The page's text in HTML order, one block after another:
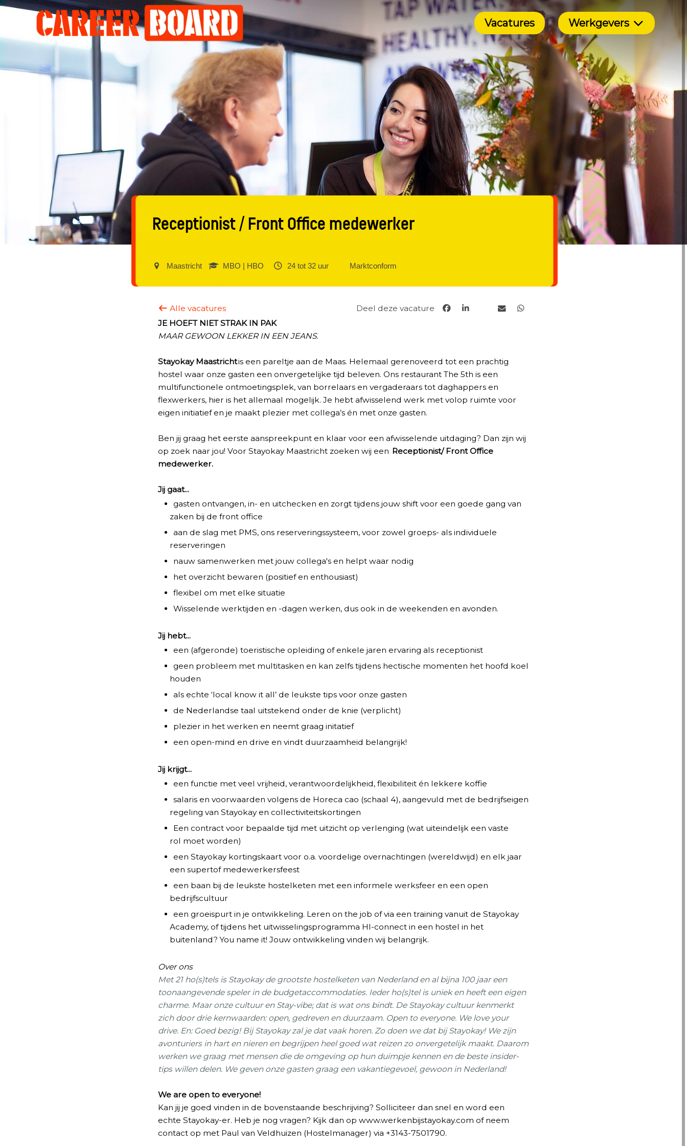
Vacatures Werkgevers
Receptionist / Front Office medewerker
Maastricht‎ MBO | HBO ‎ 24 tot 32 uur ‎ Marktconform
Alle vacatures
Deel deze vacature
JE HOEFT NIET STRAK IN PAK
MAAR GEWOON LEKKER IN EEN JEANS.
Stayokay Maastrichtis een pareltje aan de Maas. Helemaal gerenoveerd tot een prachtig
hostel waar onze gasten een onvergetelijke tijd beleven. Ons restaurant The 5th is een
multifunctionele ontmoetingsplek, van borrelaars en vergaderaars tot daghappers en
flexwerkers, hier is het allemaal mogelijk. Je hebt afwisselend werk met volop ruimte voor
eigen initiatief en je maakt plezier met collega’s én met onze gasten.
Ben jij graag het eerste aanspreekpunt en klaar voor een afwisselende uitdaging? Dan zijn wij
op zoek naar jou! Voor Stayokay Maastricht zoeken wij een Receptionist/ Front Office
medewerker.
Jij gaat...
gasten ontvangen, in- en uitchecken en zorgt tijdens jouw shift voor een goede gang van
zaken bij de front office
aan de slag met PMS, ons reserveringssysteem, voor zowel groeps- als individuele
reserveringen
nauw samenwerken met jouw collega's en helpt waar nodig
het overzicht bewaren (positief en enthousiast)
flexibel om met elke situatie
Wisselende werktijden en -dagen werken, dus ook in de weekenden en avonden.
Jij hebt...
een (afgeronde) toeristische opleiding of enkele jaren ervaring als receptionist
geen probleem met multitasken en kan zelfs tijdens hectische momenten het hoofd koel
houden
als echte ‘local know it all’ de leukste tips voor onze gasten
de Nederlandse taal uitstekend onder de knie (verplicht)
plezier in het werken en neemt graag initatief
een open-mind en drive en vindt duurzaamheid belangrijk!
Jij krijgt...
een functie met veel vrijheid, verantwoordelijkheid, flexibiliteit én lekkere koffie
salaris en voorwaarden volgens de Horeca cao (schaal 4), aangevuld met de bedrijfseigen
regeling van Stayokay en collectiviteitskortingen
Een contract voor bepaalde tijd met uitzicht op verlenging (wat uiteindelijk een vaste
rol moet worden)
een Stayokay kortingskaart voor o.a. voordelige overnachtingen (wereldwijd) en elk jaar
een supertof medewerkersfeest
een baan bij de leukste hostelketen met een informele werksfeer en een open
bedrijfscultuur
een groeispurt in je ontwikkeling. Leren on the job of via een training vanuit de Stayokay
Academy, of tijdens het uitwisselingsprogramma HI-connect in een hostel in het
buitenland? You name it! Jouw ontwikkeling vinden wij belangrijk.
Over ons
Met 21 ho(s)tels is Stayokay de grootste hostelketen van Nederland en al bijna 100 jaar een
toonaangevende speler in de budgetaccommodaties. Ieder ho(s)tel is uniek en heeft een eigen
charme. Maar onze cultuur en Stay-vibe; dat is wat ons bindt. De Stayokay cultuur kenmerkt
zich door drie kernwaarden: open, gedreven en duurzaam. Open to everyone. We love your
drive. En: Goed bezig! Bij Stayokay zal je dat vaak horen. Zo doen we dat bij Stayokay! We zijn
avonturiers in hart en nieren en begrijpen heel goed wat reizen zo onvergetelijk maakt. Daarom
werken we graag met mensen die de omgeving op hun duimpje kennen en de beste insider-
tips willen delen. We geven onze gasten graag een vakantiegevoel, gewoon in Nederland!
We are open to everyone!
Kan jij je goed vinden in de bovenstaande beschrijving? Solliciteer dan snel en word een
echte Stayokay-er. Heb je nog vragen? Kijk dan op www.werkenbijstayokay.com of neem
contact op met Paul van Veldhuizen (Hostelmanager) via +3143-7501790.